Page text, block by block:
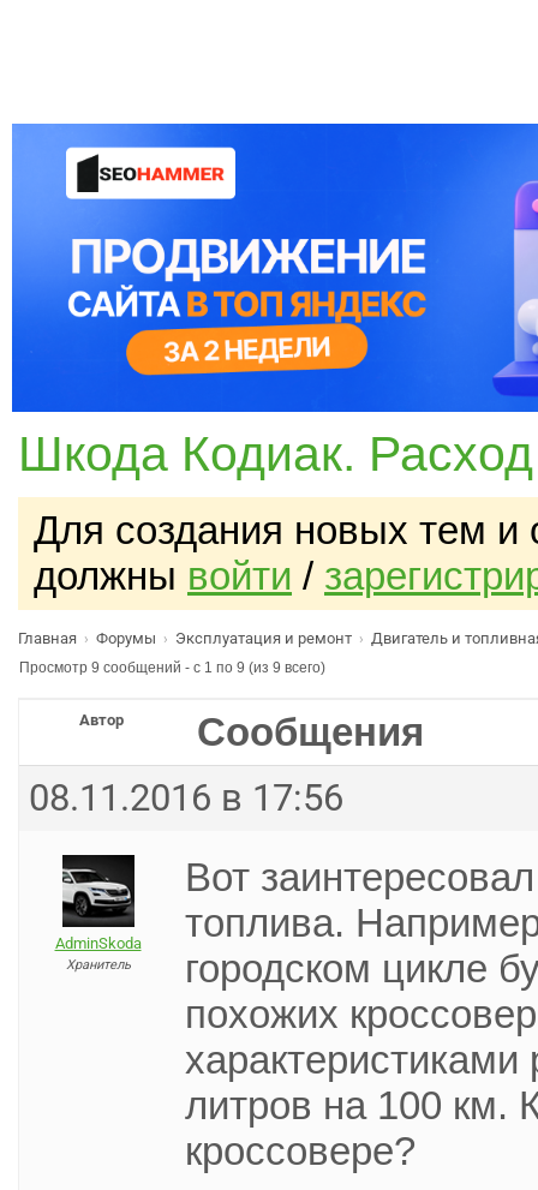
Шкода Кодиак.
Для создания новых тем
должны войти /
Главная › Форумы › Эксплуатация и ремонт › Двигатель и
Просмотр 9 сообщений - с 1 по 9 (из 9 всего)
Автор
Сообщения
08.11.2016 в 17:56
AdminSkoda
Хранитель
Вот
топлива.
городском цикле
похожих
литров на 100 км.
кроссовере?